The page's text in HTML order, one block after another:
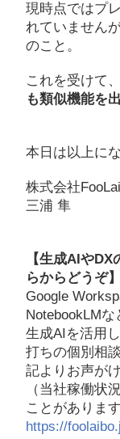
現時点ではプ
れていません
のこと。
これを受けて、
も類似機能を
本日は以上に
株式会社
三浦 隼
【生成AIや
らからどうぞ】
Google
NotebookLMな
生成AIを活用
打ちの個別相
記よりお声が
（当社稼働状
ことがあります
https://